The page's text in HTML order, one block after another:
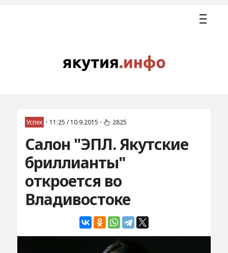
Успех • 11:25 / 10.9.2015 • 2825
Салон "ЭПЛ. Якутские
бриллианты"
откроется во
Владивостоке